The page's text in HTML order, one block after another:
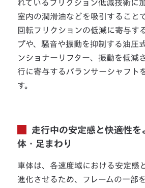
れているフリクション低減技術に
室内の潤滑油などを吸引すること
回転フリクションの低減に寄与す
プや、騒音や振動を抑制する油圧
ンショナーリフター、振動を低減
行に寄与するバランサーシャフト
す。
走行中の安定感と快適性を
体・足まわり
車体は、各速度域における安定感
進化させるため、フレームの一部